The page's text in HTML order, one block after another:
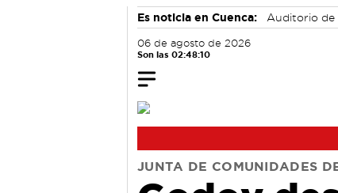
Es noticia en Cuenca: Auditorio de
06 de agosto de 2026
Son las 02:48:11
JUNTA DE COMUNIDADES